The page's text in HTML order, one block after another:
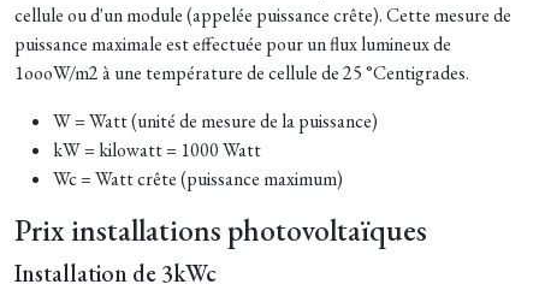
cellule ou d'un module (appelée puissance crête). Cette mesure de
puissance maximale est effectuée pour un flux lumineux de
1oooW/m2 à une température de cellule de 25 °Centigrades.
W = Watt (unité de mesure de la puissance)
kW = kilowatt = 1000 Watt
Wc = Watt crête (puissance maximum)
Prix installations photovoltaïques
Installation de 3kWc